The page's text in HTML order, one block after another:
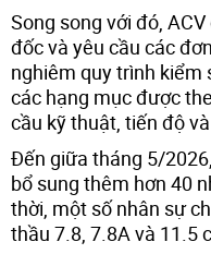
Song song với đó,
đốc và yêu cầu các
nghiêm quy trình
các hạng mục được
cầu kỹ thuật, tiến độ
Đến giữa tháng 5/
bổ sung thêm hơn 40
thời, một số nhân sự
thầu 7.8, 7.8A và 11.5